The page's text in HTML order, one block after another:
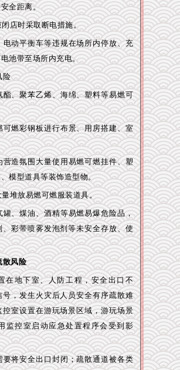
全距离。
店时采取断电措施。
动平衡车等违规在场所内停放、充
池带至场所内充电。
险
、聚苯乙烯、海绵、塑料等易燃可
燃彩钢板进行布景、用房搭建、室
造氛围大量使用易燃可燃挂件、塑
模型道具等装饰造型物。
堆放易燃可燃服装道具。
、煤油、酒精等易燃易爆危险品，
彩带喷雾发泡剂等未安全存放、使
散风险
在地下室、人防工程，安全出口不
，发生火灾后人员安全有序疏散难
室设置在游玩场景区域，游玩场景
监控室启动应急处置程序会受到影
将安全出口封闭；疏散通道被各类